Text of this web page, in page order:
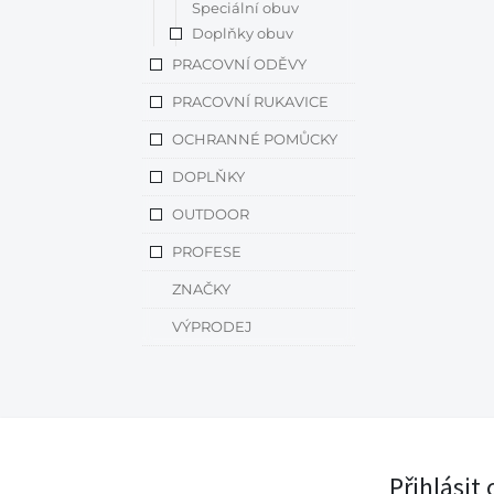
Speciální obuv
Doplňky obuv
PRACOVNÍ ODĚVY
PRACOVNÍ RUKAVICE
OCHRANNÉ POMŮCKY
DOPLŇKY
OUTDOOR
PROFESE
ZNAČKY
VÝPRODEJ
Přihlásit